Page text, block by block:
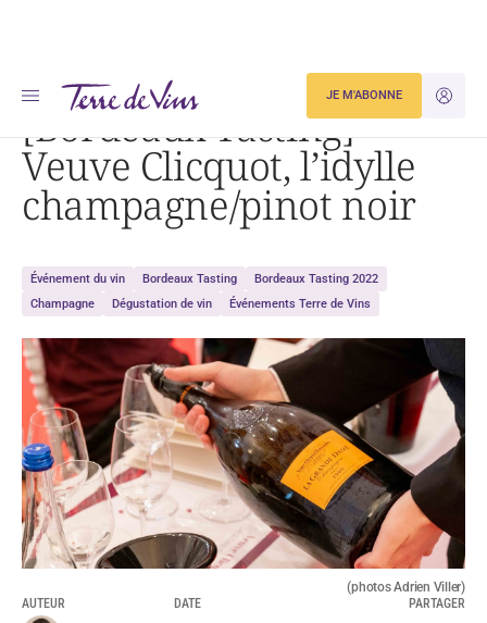
JE
JE M'ABONNE
Accueil [Bordeaux Tasting] Veuve Clicquot, l’idylle champagne/pinot noir
[Bordeaux Tasting]
Veuve Clicquot, l’idylle
champagne/pinot noir
Événement du vin Bordeaux Tasting
Bordeaux Tasting 2022
Champagne
Dégustation de vin Événements Terre de Vins
(photos Adrien Viller)
AUTEUR
DATE PARTAGER